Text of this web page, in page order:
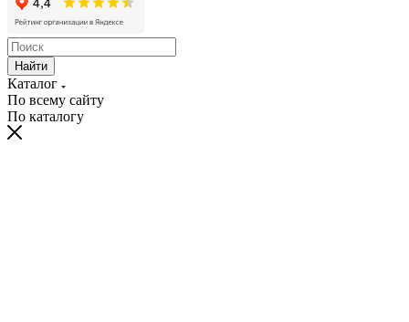
Найти
Каталог
По всему сайту
По каталогу